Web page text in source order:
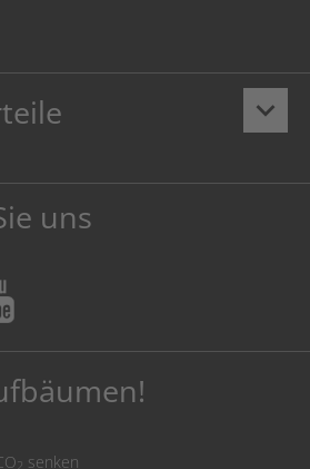
keyboard_arrow_down
Garantieauf Toner und Tinte
Drucker.
dadurch Abfallvermeidung.
& Toner ruhig da, wo Ihre Kinder einen
bekommen!
Ressourcen schonen.
uns
senken